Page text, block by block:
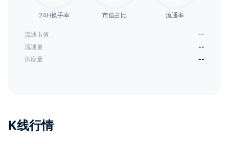
24H换手率 市值占比 流通率
流通市值
--
流通量
--
供应量
--
K线行情